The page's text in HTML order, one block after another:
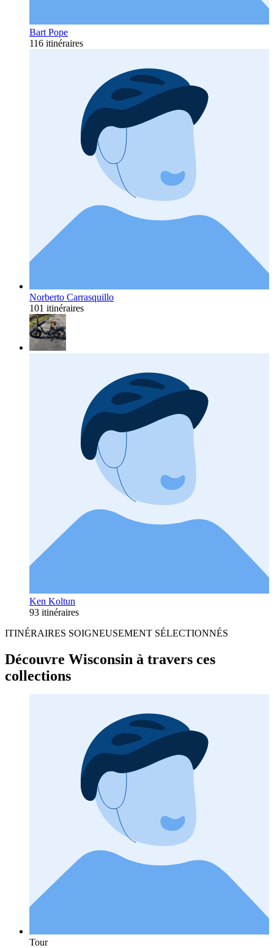
Bart Pope
116 itinéraires
Norberto Carrasquillo
101 itinéraires
Ken Koltun
93 itinéraires
ITINÉRAIRES SOIGNEUSEMENT SÉLECTIONNÉS
Découvre Wisconsin à travers ces
collections
Tour